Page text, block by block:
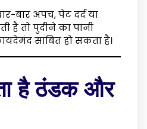
बार अपच, पेट दर्द या
है तो पुदीने का पानी
साबित हो सकता है।
है ठंडक और